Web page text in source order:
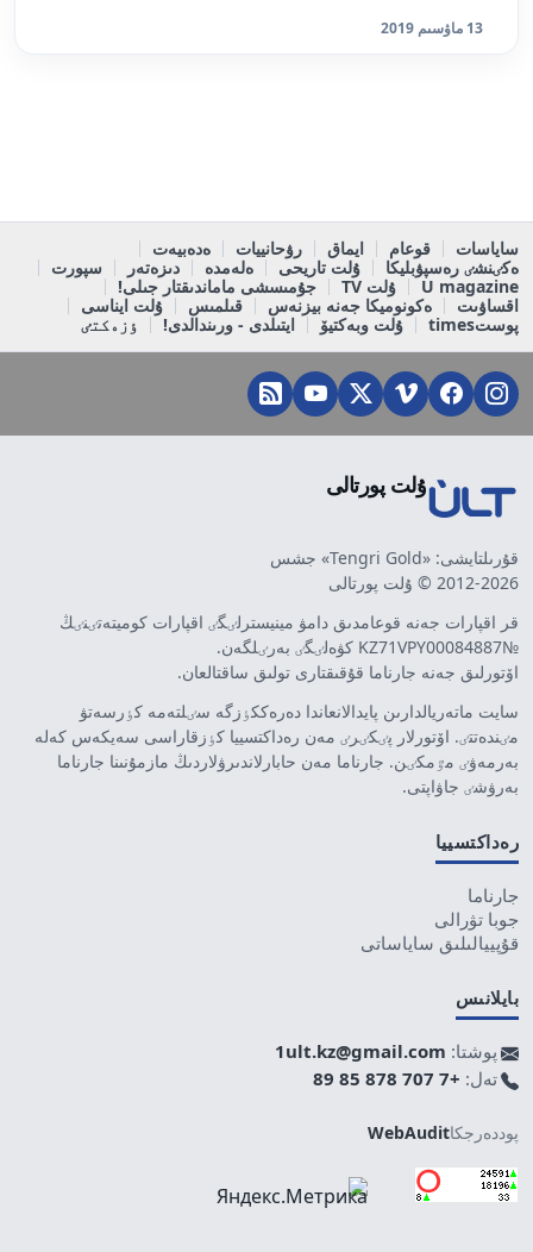
13 ماۋسىم 2019
ساياسات قوعام ايماق رۋحانييات
ەدەبيەت
ەكٸنشٸ رەسپۋبليكا
ۇلت تاريحى ەلەمدە دىزەتەر
سپورت
U magazine
ۇلت TV
جۇمىسشى ماماندىقتار جىلى!
اقساۋىت
ەكونوميكا جەنە بيزنەس قىلمىس
ۇلت ايناسى
پوستtimes
ۇلت وبەكتيۆ ايتىلدى - ورىندالدى! ٶزەكتٸ
ۇلت پورتالى
قۇرىلتايشى: «Tengri Gold» جشس
2012-2026 © ۇلت پورتالى
قر اقپارات جەنە قوعامدىق دامۋ مينيسترلٸگٸ اقپارات كوميتەتٸنٸڭ
№KZ71VPY00084887 كۋەلٸگٸ بەرٸلگەن.
اۆتورلىق جەنە جارناما قۇقىقتارى تولىق ساقتالعان.
سايت ماتەريالدارىن پايدالانعاندا دەرەككٶزگە سٸلتەمە كٶرسەتۋ
مٸندەتتٸ. اۆتورلار پٸكٸرٸ مەن رەداكتسييا كٶزقاراسى سەيكەس كەلە
بەرمەۋٸ مٷمكٸن. جارناما مەن حابارلاندىرۋلاردىڭ مازمۇنىنا جارناما
بەرۋشٸ جاۋاپتى.
رەداكتسييا
جارناما
جوبا تۋرالى
قۇپييالىلىق ساياساتى
بايلانىس
پوشتا: 1ult.kz@gmail.com
تەل: +7 707 878 85 89
پوددەرجكاWebAudit